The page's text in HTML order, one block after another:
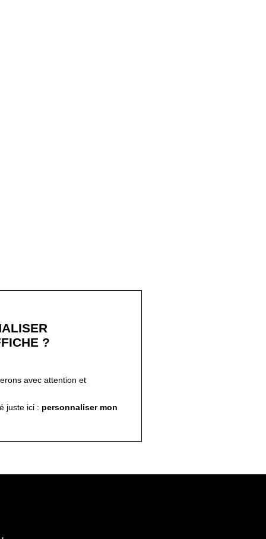
?
avec attention et
juste ici : personnaliser mon